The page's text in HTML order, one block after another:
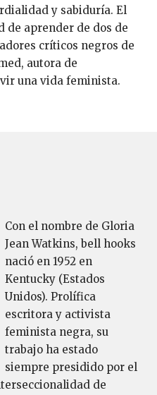
y sabiduría. El
de aprender de dos de
críticos negros de
autora de
una vida feminista.
Con el nombre de Gloria
Jean Watkins, bell hooks
nació en 1952 en
Kentucky (Estados
Unidos). Prolífica
escritora y activista
feminista negra, su
trabajo ha estado
siempre presidido por el
de